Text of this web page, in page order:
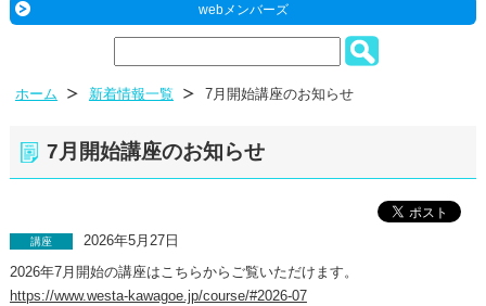
webメンバーズ
ホーム 新着情報一覧 7月開始講座のお知らせ
7月開始講座のお知らせ
講座
2026年5月27日
2026年7月開始の講座はこちらからご覧いただけます。
https://www.westa-kawagoe.jp/course/#2026-07